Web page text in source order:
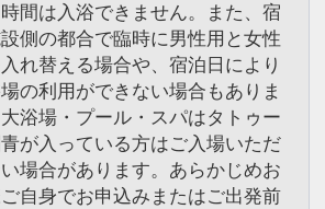
間は入浴できません。また、宿
側の都合で臨時に男性用と女性
れ替える場合や、宿泊日により
の利用ができない場合もありま
浴場・プール・スパはタトゥー
が入っている方はご入場いただ
場合があります。あらかじめお
自身でお申込みまたはご出発前